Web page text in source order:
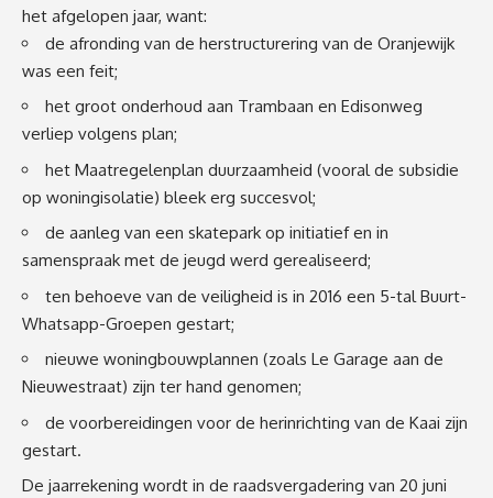
het afgelopen jaar, want:
de afronding van de herstructurering van de Oranjewijk
was een feit;
het groot onderhoud aan Trambaan en Edisonweg
verliep volgens plan;
het Maatregelenplan duurzaamheid (vooral de subsidie
op woningisolatie) bleek erg succesvol;
de aanleg van een skatepark op initiatief en in
samenspraak met de jeugd werd gerealiseerd;
ten behoeve van de veiligheid is in 2016 een 5-tal Buurt-
Whatsapp-Groepen gestart;
nieuwe woningbouwplannen (zoals Le Garage aan de
Nieuwestraat) zijn ter hand genomen;
de voorbereidingen voor de herinrichting van de Kaai zijn
gestart.
De jaarrekening wordt in de raadsvergadering van 20 juni